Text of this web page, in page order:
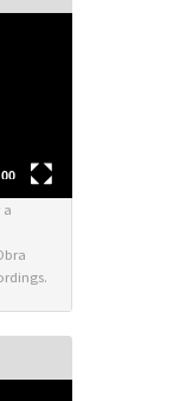
a